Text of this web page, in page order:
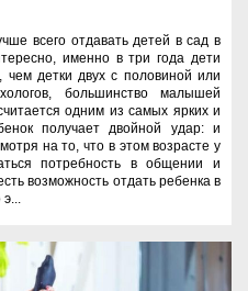
всего отдавать детей в сад в
именно в три года дети
чем детки двух с половиной или
большинство малышей
одним из самых ярких и
получает двойной удар: и
на то, что в этом возрасте у
потребность в общении и
возможность отдать ребенка в
э...